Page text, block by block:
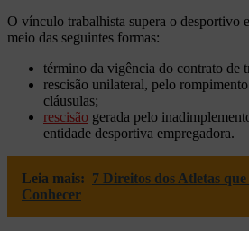
O vínculo trabalhista supera o desportivo
meio das seguintes formas:
término da vigência do contrato de
rescisão unilateral, pelo
cláusulas;
rescisão gerada pelo
entidade desportiva empregadora.
Leia mais: 7 Direitos dos Atletas
Conhecer